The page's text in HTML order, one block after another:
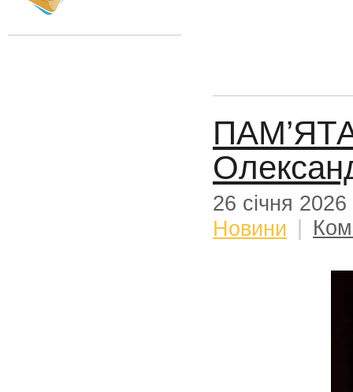
26 січня 2026
Новини